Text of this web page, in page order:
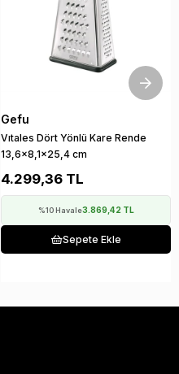
Gefu
Vıtales Dört Yönlü Kare Rende
13,6x8,1x25,4 cm
4.299,36 TL
%10 Havale3.869,42 TL
Sepete Ekle